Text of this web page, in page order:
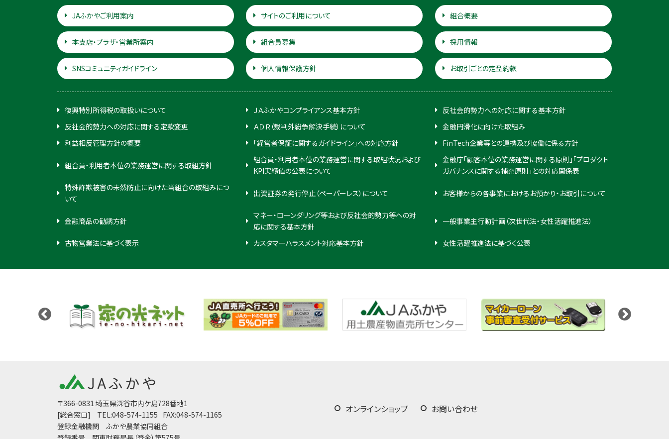
JAふかやご利用案内 サイトのご利用について 組合概要
本支店・プラザ・営業所案内 組合員募集 採用情報
SNSコミュニティガイドライン 個人情報保護方針 お取引ごとの定型約款
復興特別所得税の取扱いについて ＪＡふかやコンプライアンス基本方針
反社会的勢力への対応に関する基本方針
反社会的勢力への対応に関する定款変更
ＡＤＲ（裁判外紛争解決手続）について
金融円滑化に向けた取組み
利益相反管理方針の概要
「経営者保証に関するガイドライン」への対応方針 FinTech企業等との連携及び協働に係る方針
組合員・利用者本位の業務運営に関する取組方針
組合員・利用者本位の業務運営に関する取組状況および
KPI実績値の公表について
金融庁「顧客本位の業務運営に関する原則」「プロダクト
ガバナンスに関する補充原則」との対応関係表
特殊詐欺被害の未然防止に向けた当組合の取組みにつ
いて
出資証券の発行停止（ペーパーレス）について お客様からの各事業におけるお預かり・お取引について
金融商品の勧誘方針
マネー・ローンダリング等および反社会的勢力等への対
応に関する基本方針
一般事業主行動計画（次世代法・女性活躍推進法）
古物営業法に基づく表示 カスタマーハラスメント対応基本方針 女性活躍推進法に基づく公表
〒366-0831 埼玉県深谷市内ケ島728番地1
[総合窓口]
TEL:048-574-1155 FAX:048-574-1165
登録金融機関 ふかや農業協同組合
オンラインショップ お問い合わせ